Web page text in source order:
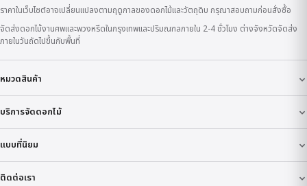
ราคาในเว็บไซต์อาจเปลี่ยนแปลงตามฤดูกาลของดอกไม้และวัตถุดิบ กรุณาสอบถามก่อนสั่งซื้อ
จัดส่งดอกไม้งานศพและพวงหรีดในกรุงเทพและปริมณฑลภายใน 2-4 ชั่วโมง ต่างจังหวัดจัดส่ง
ภายในวันถัดไปขึ้นกับพื้นที่
หมวดสินค้า
บริการจัดดอกไม้
แบบที่นิยม
ติดต่อเรา